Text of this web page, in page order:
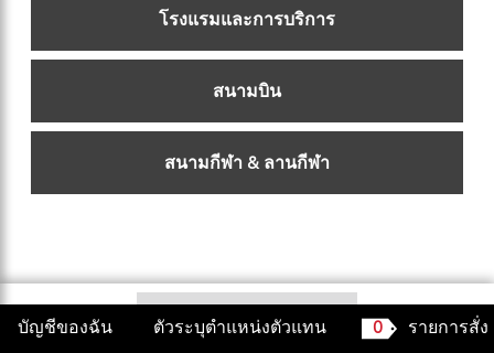
บัญชีของฉัน ตัวระบุตำแหน่งตัวแทน 0 รายการสั่ง
ไต้หวัน (CN)
โรงแรมและการบริการ
สนามบิน
สนามกีฬา & ลานกีฬา
ต่อไป